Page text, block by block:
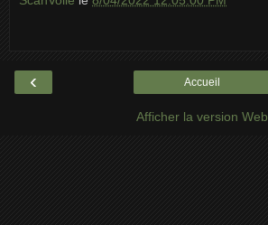
‹ Accueil
Afficher la version Web